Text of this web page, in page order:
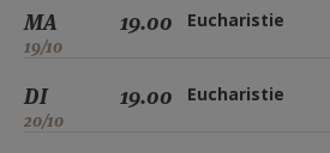
MA
19/10
19.00 Eucharistie
DI
20/10
19.00 Eucharistie